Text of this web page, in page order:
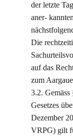
der letzte
aner-
Die
auf das
zum
3.2.
Gesetzes
Dezember
VRPG) gilt